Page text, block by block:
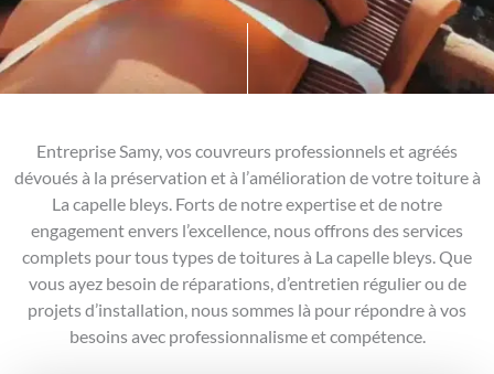
Entreprise Samy, vos couvreurs professionnels et agréés
dévoués à la préservation et à l’amélioration de votre toiture à
La capelle bleys. Forts de notre expertise et de notre
engagement envers l’excellence, nous offrons des services
complets pour tous types de toitures à La capelle bleys. Que
vous ayez besoin de réparations, d’entretien régulier ou de
projets d’installation, nous sommes là pour répondre à vos
besoins avec professionnalisme et compétence.